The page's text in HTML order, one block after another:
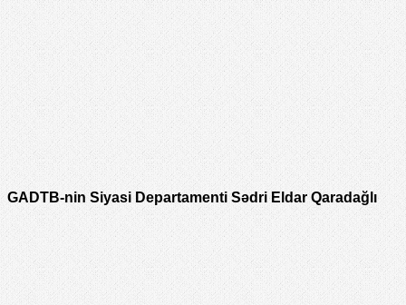
GADTB-nin Siyasi Departamenti Sədri Eldar Qaradağlı